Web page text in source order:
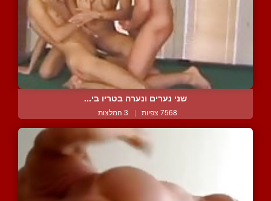
שני נערים ונערה בטריו בי...
7568 צפיות | 3 המלצות